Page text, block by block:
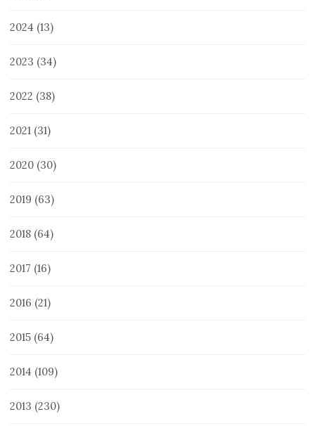
2024 (13)
2023 (34)
2022 (38)
2021 (31)
2020 (30)
2019 (63)
2018 (64)
2017 (16)
2016 (21)
2015 (64)
2014 (109)
2013 (230)